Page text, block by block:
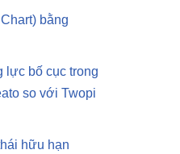
bằng
lực bố cục trong
so với Twopi
hữu hạn